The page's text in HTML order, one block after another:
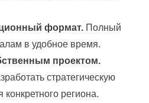
формат. Полный
в удобное время.
проектом.
стратегическую
конкретного региона.